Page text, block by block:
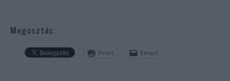
Megosztás:
Print Email